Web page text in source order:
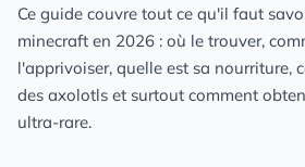
Ce guide couvre tout ce qu'il faut
minecraft en 2026 : où le trouver,
l'apprivoiser, quelle est sa nourriture,
des axolotls et surtout comment
ultra-rare.